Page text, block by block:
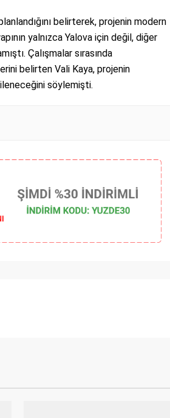
belirterek, projenin modern
yalnızca Yalova için değil, diğer
Çalışmalar sırasında
belirten Vali Kaya, projenin
söylemişti.